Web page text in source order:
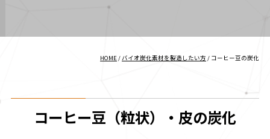
HOME/バイオ炭化素材を製造したい方 / コーヒー豆の炭化
コーヒー豆（粒状）・皮の炭化